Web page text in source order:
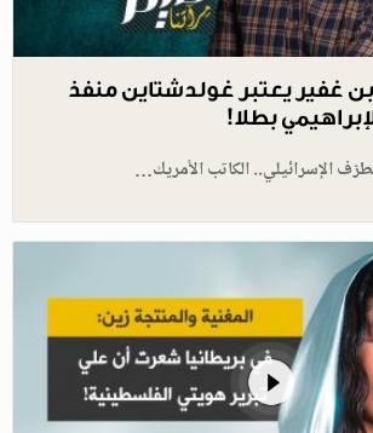
غفير يعتبر غولدشتاين منفذ
بطلا!
الإسرائيلي.. الكاتب الأمريك…